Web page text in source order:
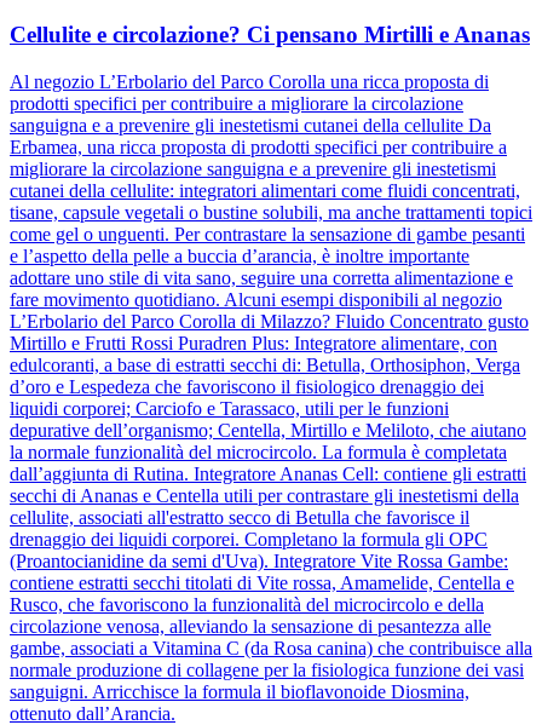
Cellulite e circolazione? Ci pensano Mirtilli e Ananas
Al negozio L’Erbolario del Parco Corolla una ricca proposta di
prodotti specifici per contribuire a migliorare la circolazione
sanguigna e a prevenire gli inestetismi cutanei della cellulite Da
Erbamea, una ricca proposta di prodotti specifici per contribuire a
migliorare la circolazione sanguigna e a prevenire gli inestetismi
cutanei della cellulite: integratori alimentari come fluidi concentrati,
tisane, capsule vegetali o bustine solubili, ma anche trattamenti topici
come gel o unguenti. Per contrastare la sensazione di gambe pesanti
e l’aspetto della pelle a buccia d’arancia, è inoltre importante
adottare uno stile di vita sano, seguire una corretta alimentazione e
fare movimento quotidiano. Alcuni esempi disponibili al negozio
L’Erbolario del Parco Corolla di Milazzo? Fluido Concentrato gusto
Mirtillo e Frutti Rossi Puradren Plus: Integratore alimentare, con
edulcoranti, a base di estratti secchi di: Betulla, Orthosiphon, Verga
d’oro e Lespedeza che favoriscono il fisiologico drenaggio dei
liquidi corporei; Carciofo e Tarassaco, utili per le funzioni
depurative dell’organismo; Centella, Mirtillo e Meliloto, che aiutano
la normale funzionalità del microcircolo. La formula è completata
dall’aggiunta di Rutina. Integratore Ananas Cell: contiene gli estratti
secchi di Ananas e Centella utili per contrastare gli inestetismi della
cellulite, associati all'estratto secco di Betulla che favorisce il
drenaggio dei liquidi corporei. Completano la formula gli OPC
(Proantocianidine da semi d'Uva). Integratore Vite Rossa Gambe:
contiene estratti secchi titolati di Vite rossa, Amamelide, Centella e
Rusco, che favoriscono la funzionalità del microcircolo e della
circolazione venosa, alleviando la sensazione di pesantezza alle
gambe, associati a Vitamina C (da Rosa canina) che contribuisce alla
normale produzione di collagene per la fisiologica funzione dei vasi
sanguigni. Arricchisce la formula il bioflavonoide Diosmina,
ottenuto dall’Arancia.